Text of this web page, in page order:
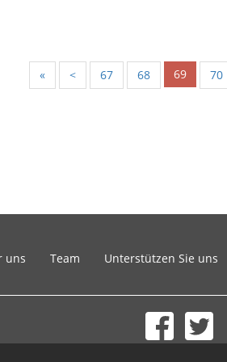
« < 67 68 69 70
uns Team Unterstützen Sie uns